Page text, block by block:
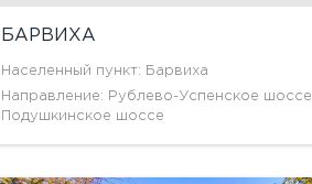
БАРВИХА
Населенный пункт: Барвиха
Направление: Рублево-Успенское шоссе,
Подушкинское шоссе